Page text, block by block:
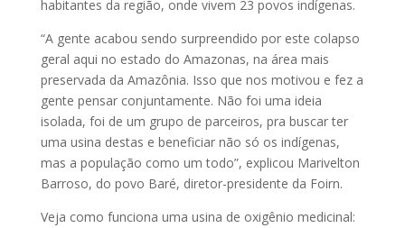
habitantes da região, onde vivem 23 povos indígenas.
“A gente acabou sendo surpreendido por este colapso
geral aqui no estado do Amazonas, na área mais
preservada da Amazônia. Isso que nos motivou e fez a
gente pensar conjuntamente. Não foi uma ideia
isolada, foi de um grupo de parceiros, pra buscar ter
uma usina destas e beneficiar não só os indígenas,
mas a população como um todo”, explicou Marivelton
Barroso, do povo Baré, diretor-presidente da Foirn.
Veja como funciona uma usina de oxigênio medicinal: